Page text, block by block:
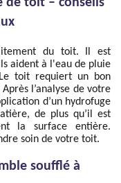
de toit – conseils
du toit. Il est
aident à l'eau de pluie
toit requiert un bon
l’analyse de votre
d’un hydrofuge
de plus qu’il est
la surface entière.
soin de votre toit.
soufflé à